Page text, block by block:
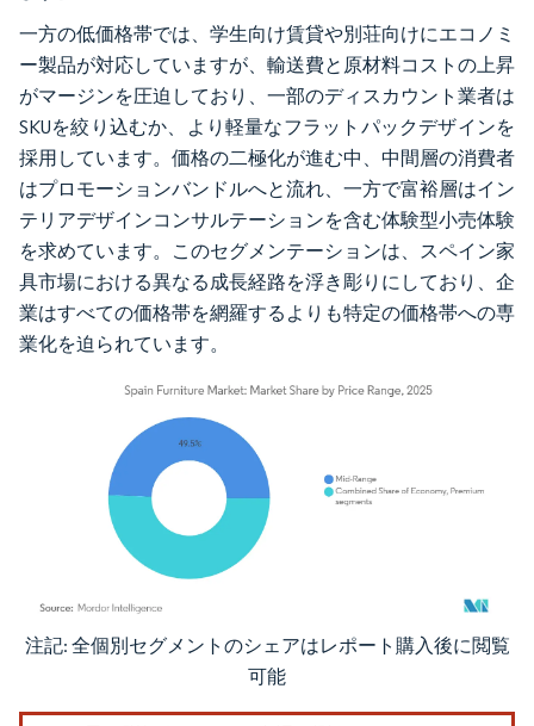
一方の低価格帯では、学生向け賃貸や別荘向けにエコノミ
ー製品が対応していますが、輸送費と原材料コストの上昇
がマージンを圧迫しており、一部のディスカウント業者は
SKUを絞り込むか、より軽量なフラットパックデザインを
採用しています。価格の二極化が進む中、中間層の消費者
はプロモーションバンドルへと流れ、一方で富裕層はイン
テリアデザインコンサルテーションを含む体験型小売体験
を求めています。このセグメンテーションは、スペイン家
具市場における異なる成長経路を浮き彫りにしており、企
業はすべての価格帯を網羅するよりも特定の価格帯への専
業化を迫られています。
画像 © Mordor Intelligence。再利用にはCC BY 4.0の表示が必要です。
注記: 全個別セグメントのシェアはレポート購入後に閲覧
可能